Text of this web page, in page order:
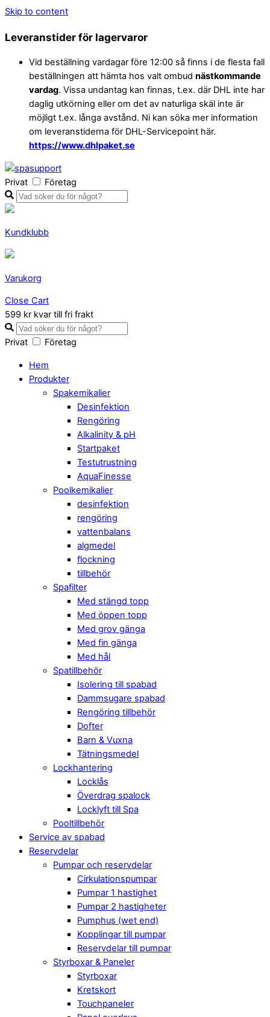
Skip to content
Leveranstider för lagervaror
Vid beställning vardagar före 12:00 så finns i de flesta fall
beställningen att hämta hos valt ombud nästkommande
vardag. Vissa undantag kan finnas, t.ex. där DHL inte har
daglig utkörning eller om det av naturliga skäl inte är
möjligt t.ex. långa avstånd. Ni kan söka mer information
om leveranstiderna för DHL-Servicepoint här.
https://www.dhlpaket.se
Privat Företag
Kundklubb
Varukorg
Close Cart
599 kr kvar till fri frakt
Privat Företag
Hem
Produkter
Spakemikalier
Desinfektion
Rengöring
Alkalinity & pH
Startpaket
Testutrustning
AquaFinesse
Poolkemikalier
desinfektion
rengöring
vattenbalans
algmedel
flockning
tillbehör
Spafilter
Med stängd topp
Med öppen topp
Med grov gänga
Med fin gänga
Med hål
Spatillbehör
Isolering till spabad
Dammsugare spabad
Rengöring tillbehör
Dofter
Barn & Vuxna
Tätningsmedel
Lockhantering
Locklås
Överdrag spalock
Locklyft till Spa
Pooltillbehör
Service av spabad
Reservdelar
Pumpar och reservdelar
Cirkulationspumpar
Pumpar 1 hastighet
Pumpar 2 hastigheter
Pumphus (wet end)
Kopplingar till pumpar
Reservdelar till pumpar
Styrboxar & Paneler
Styrboxar
Kretskort
Touchpaneler